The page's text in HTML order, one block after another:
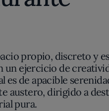
propio, discreto y
un ejercicio de
de apacible
austero, dirigido a
pura.